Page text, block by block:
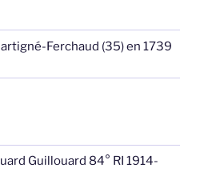
Ferchaud (35) en 1739
Guillouard 84° RI 1914-